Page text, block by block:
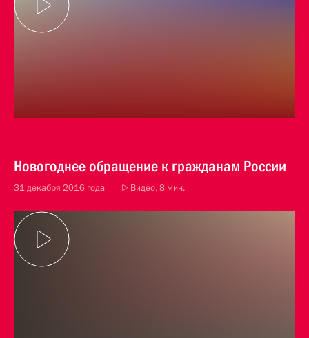
Новогоднее обращение к гражданам России
31 декабря 2016 года Видео, 8 мин.